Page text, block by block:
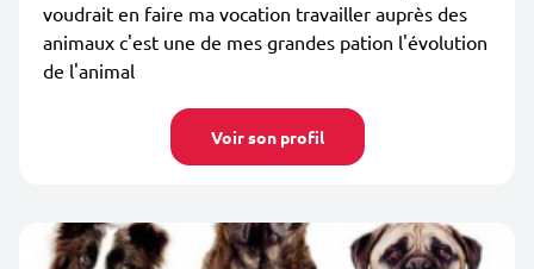
voudrait en faire ma vocation travailler auprès des
animaux c'est une de mes grandes pation l'évolution
de l'animal
Voir son profil